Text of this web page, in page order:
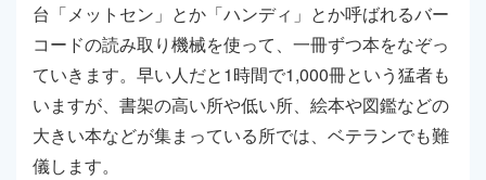
台「メットセン」とか「ハンディ」とか呼ばれるバー
コードの読み取り機械を使って、一冊ずつ本をなぞっ
ていきます。早い人だと1時間で1,000冊という猛者も
いますが、書架の高い所や低い所、絵本や図鑑などの
大きい本などが集まっている所では、ベテランでも難
儀します。